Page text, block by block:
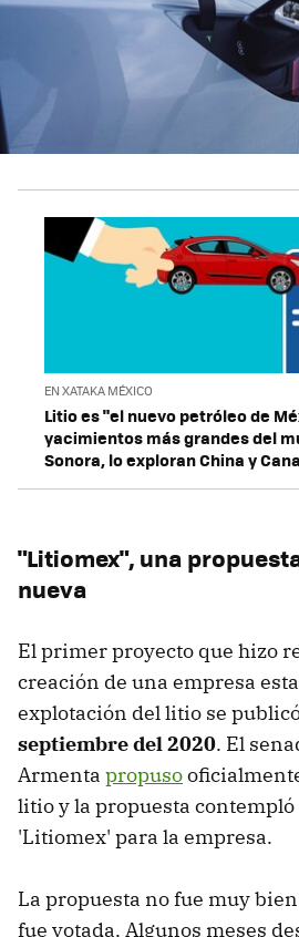
EN XATAKA MÉXICO
Litio es "el nuevo petróleo de
yacimientos más grandes del
Sonora, lo exploran China y
"Litiomex", una
nueva
El primer proyecto que hizo
creación de una empresa
explotación del litio se
septiembre del 2020. El
Armenta propuso
litio y la propuesta
'Litiomex' para la empresa.
La propuesta no fue muy
fue votada. Algunos meses